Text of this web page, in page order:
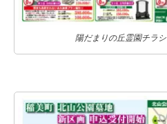
陽だまりの丘霊園チラシ